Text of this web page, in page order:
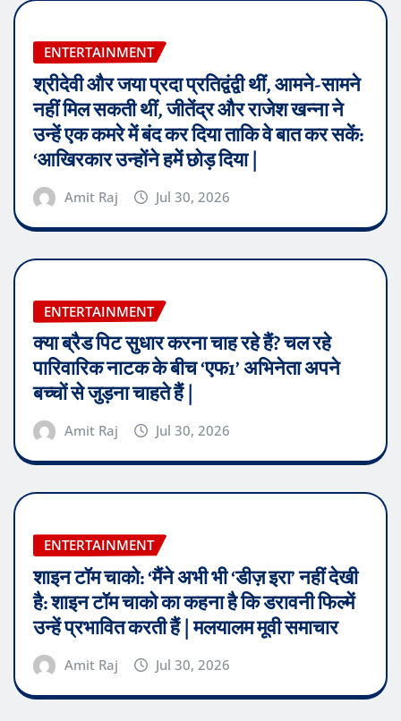
ENTERTAINMENT
श्रीदेवी और जया प्रदा प्रतिद्वंद्वी थीं, आमने-सामने
नहीं मिल सकती थीं, जीतेंद्र और राजेश खन्ना ने
उन्हें एक कमरे में बंद कर दिया ताकि वे बात कर सकें:
‘आखिरकार उन्होंने हमें छोड़ दिया |
Amit Raj Jul 30, 2026
ENTERTAINMENT
क्या ब्रैड पिट सुधार करना चाह रहे हैं? चल रहे
पारिवारिक नाटक के बीच ‘एफ1’ अभिनेता अपने
बच्चों से जुड़ना चाहते हैं |
Amit Raj Jul 30, 2026
ENTERTAINMENT
शाइन टॉम चाको: ‘मैंने अभी भी ‘डीज़ इरा’ नहीं देखी
है: शाइन टॉम चाको का कहना है कि डरावनी फिल्में
उन्हें प्रभावित करती हैं | मलयालम मूवी समाचार
Amit Raj Jul 30, 2026